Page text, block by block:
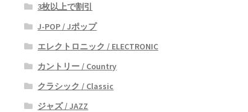
3枚以上で割引
J-POP / Jポップ
エレクトロニック / ELECTRONIC
カントリー / Country
クラシック / Classic
ジャズ / JAZZ